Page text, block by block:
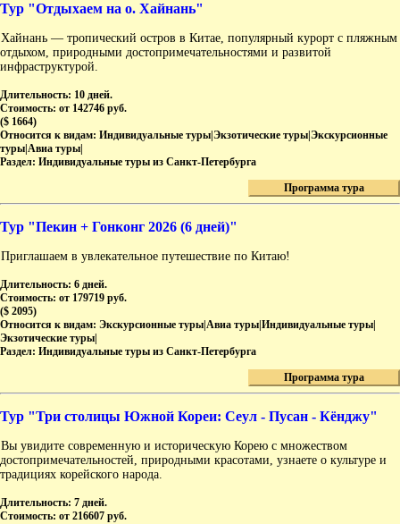
Тур "Отдыхаем на о. Хайнань"
Хайнань — тропический остров в Китае, популярный курорт с пляжным
отдыхом, природными достопримечательностями и развитой
инфраструктурой.
Длительность: 10 дней.
Стоимость: от 142746 руб.
($ 1664)
Относится к видам: Индивидуальные туры|Экзотические туры|Экскурсионные
туры|Авиа туры|
Раздел: Индивидуальные туры из Санкт-Петербурга
Программа тура
Тур "Пекин + Гонконг 2026 (6 дней)"
Приглашаем в увлекательное путешествие по Китаю!
Длительность: 6 дней.
Стоимость: от 179719 руб.
($ 2095)
Относится к видам: Экскурсионные туры|Авиа туры|Индивидуальные туры|
Экзотические туры|
Раздел: Индивидуальные туры из Санкт-Петербурга
Программа тура
Тур "Три столицы Южной Кореи: Сеул - Пусан - Кёнджу"
Вы увидите современную и историческую Корею с множеством
достопримечательностей, природными красотами, узнаете о культуре и
традициях корейского народа.
Длительность: 7 дней.
Стоимость: от 216607 руб.